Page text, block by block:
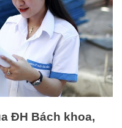
ĐH Bách khoa,